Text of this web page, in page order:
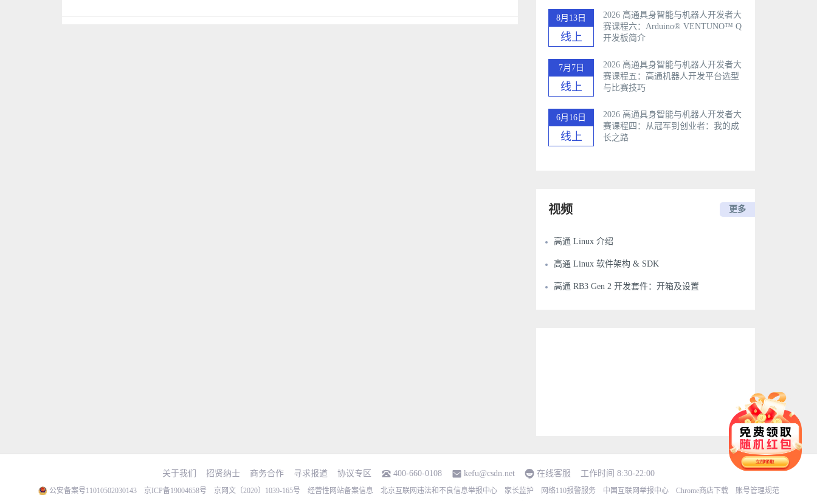
8月13日
线上
2026 高通具身智能与机器人开发者大
赛课程六：Arduino®️ VENTUNO™ Q
开发板简介
7月7日
线上
2026 高通具身智能与机器人开发者大
赛课程五：高通机器人开发平台选型
与比赛技巧
6月16日
线上
2026 高通具身智能与机器人开发者大
赛课程四：从冠军到创业者：我的成
长之路
视频 更多
高通 Linux 介绍
高通 Linux 软件架构 & SDK
高通 RB3 Gen 2 开发套件：开箱及设置
关于我们 招贤纳士 商务合作 寻求报道 协议专区 400-660-0108 kefu@csdn.net 在线客服 工作时间 8:30-22:00
公安备案号11010502030143 京ICP备19004658号 京网文〔2020〕1039-165号 经营性网站备案信息 北京互联网违法和不良信息举报中心 家长监护 网络110报警服务 中国互联网举报中心 Chrome商店下载 账号管理规范